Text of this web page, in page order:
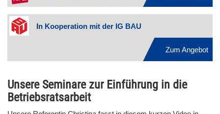
In Kooperation mit der IG BAU
Zum Angebot
Unsere Seminare zur Einführung in die
Betriebsratsarbeit